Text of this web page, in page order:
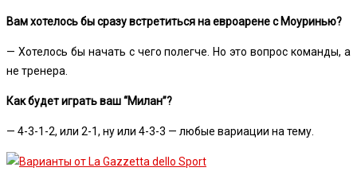
Вам хотелось бы сразу встретиться на евроарене с Моуринью?
— Хотелось бы начать с чего полегче. Но это вопрос команды, а
не тренера.
Как будет играть ваш “Милан”?
— 4-3-1-2, или 2-1, ну или 4-3-3 — любые вариации на тему.